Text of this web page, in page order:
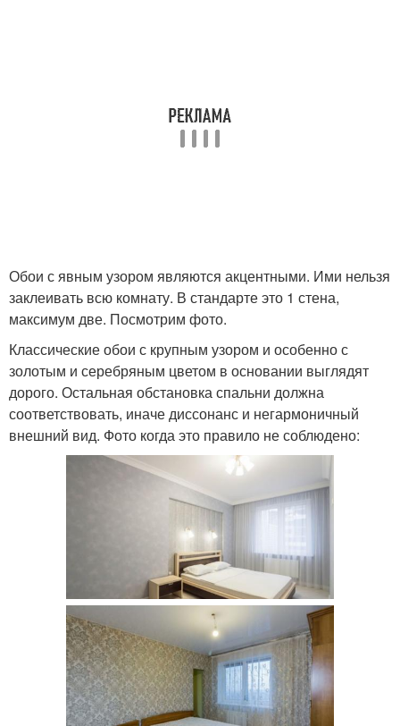
Обои с явным узором являются акцентными. Ими нельзя
заклеивать всю комнату. В стандарте это 1 стена,
максимум две. Посмотрим фото.
Классические обои с крупным узором и особенно с
золотым и серебряным цветом в основании выглядят
дорого. Остальная обстановка спальни должна
соответствовать, иначе диссонанс и негармоничный
внешний вид. Фото когда это правило не соблюдено: